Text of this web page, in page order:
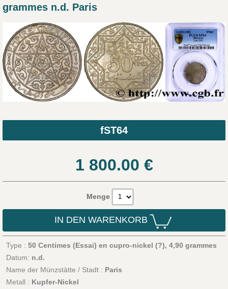
grammes n.d. Paris
fST64
1 800.00 €
Menge
IN DEN WARENKORB
Type : 50 Centimes (Essai) en cupro-nickel (?), 4,90 grammes
Datum: n.d.
Name der Münzstätte / Stadt : Paris
Metall : Kupfer-Nickel